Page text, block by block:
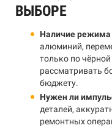
ВЫБОРЕ
Наличие режима
алюминий,
только по
рассматривать
бюджету.
Нужен ли
деталей,
ремонтных